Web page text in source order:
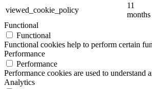
viewed_cookie_policy
11
months
Functional
Functional
Functional cookies help to perform certain
Performance
Performance
Performance cookies are used to
Analytics